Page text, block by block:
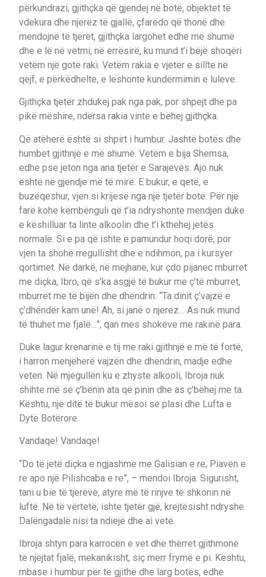
përkundrazi, gjithçka që gjendej në botë, objektet të
vdekura dhe njerëz të gjallë, çfarëdo që thonë dhe
mendojnë të tjerët, gjithçka largohet edhe më shumë
dhe e lë në vetmi, në errësirë, ku mund t’i bëjë shoqëri
vetëm një gotë raki. Vetëm rakia e vjetër e sillte në
qejf, e përkëdhelte, e lëshonte kundërmimin e luleve.
Gjithçka tjetër zhdukej pak nga pak, por shpejt dhe pa
pikë mëshire, ndërsa rakia vinte e bëhej gjithçka.
Që atëherë është si shpirt i humbur. Jashtë botës dhe
humbet gjithnjë e më shumë. Vetëm e bija Shemsa,
edhe pse jeton nga ana tjetër e Sarajevës. Ajo nuk
është në gjendje më të mirë. E bukur, e qetë, e
buzëqeshur, vjen si krijesë nga një tjetër botë. Për një
farë kohe këmbënguli që t’ia ndryshonte mendjen duke
e këshilluar ta linte alkoolin dhe t’i kthehej jetës
normale. Si e pa që ishte e pamundur hoqi dorë, por
vjen ta shohë rregullisht dhe e ndihmon, pa i kursyer
qortimet. Në darkë, në mejhane, kur çdo pijanec mburret
me diçka, Ibro, që s’ka asgjë të bukur me ç’të mburret,
mburret me të bijën dhe dhëndrin: “Ta dinit ç’vajzë e
ç’dhëndër kam unë! Ah, si janë o njerëz… As nuk mund
të thuhet me fjalë…”, qan mes shokëve me rakinë para.
Duke lagur krenarinë e tij me raki gjithnjë e më të fortë,
i harron menjëherë vajzën dhe dhëndrin, madje edhe
veten. Në mjegullën ku e zhyste alkooli, Ibroja nuk
shihte më se ç’bënin ata që pinin dhe as ç’bëhej me ta.
Kështu, një ditë të bukur mësoi se plasi dhe Lufta e
Dytë Botërore.
Vandaqe! Vandaqe!
“Do të jetë diçka e ngjashme me Galisian e re, Piavën e
re apo një Pilishcaba e re”, – mendoi Ibroja. Sigurisht,
tani u bie të tjerëve, atyre më të rinjve të shkonin në
luftë. Në të vërtetë, ishte tjetër gjë, krejtësisht ndryshe.
Dalëngadalë nisi ta ndiejë dhe ai vetë.
Ibroja shtyn para karrocën e vet dhe thërret gjithmonë
të njëjtat fjalë, mekanikisht, siç merr frymë e pi. Kështu,
mbase i humbur për të gjithë dhe larg botës, edhe